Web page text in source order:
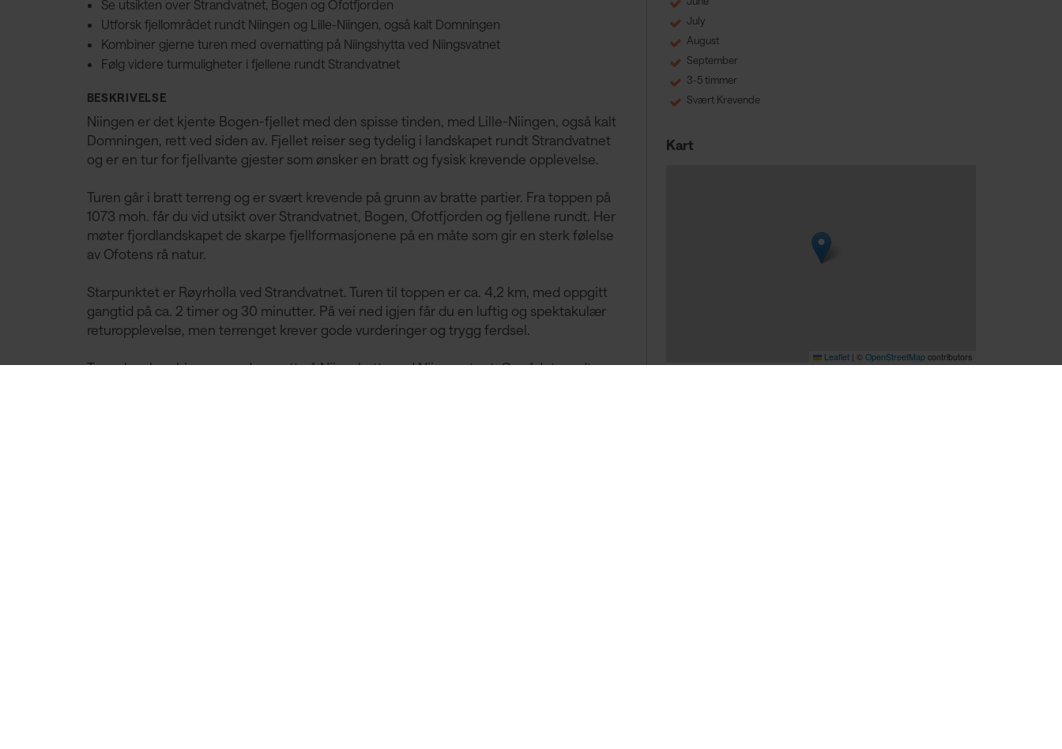
Se utsikten over Strandvatnet, Bogen og Ofotfjorden
Utforsk fjellområdet rundt Niingen og Lille-Niingen, også kalt Domningen
Kombiner gjerne turen med overnatting på Niingshytta ved Niingsvatnet
Følg videre turmuligheter i fjellene rundt Strandvatnet
BESKRIVELSE
Niingen er det kjente Bogen-fjellet med den spisse tinden, med Lille-Niingen, også kalt
Domningen, rett ved siden av. Fjellet reiser seg tydelig i landskapet rundt Strandvatnet
og er en tur for fjellvante gjester som ønsker en bratt og fysisk krevende opplevelse.
Turen går i bratt terreng og er svært krevende på grunn av bratte partier. Fra toppen på
1073 moh. får du vid utsikt over Strandvatnet, Bogen, Ofotfjorden og fjellene rundt. Her
møter fjordlandskapet de skarpe fjellformasjonene på en måte som gir en sterk følelse
av Ofotens rå natur.
Starpunktet er Røyrholla ved Strandvatnet. Turen til toppen er ca. 4,2 km, med oppgitt
gangtid på ca. 2 timer og 30 minutter. På vei ned igjen får du en luftig og spektakulær
returopplevelse, men terrenget krever gode vurderinger og trygg ferdsel.
Turen kan kombineres med en natt på Niingshytta ved Niingsvatnet. Området rundt
July
August
September
3-5 timmer
Svært Krevende
Kart
Leaflet | © OpenStreetMapcontributors